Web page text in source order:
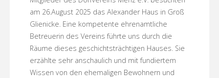
am 26.August 2025 das Alexander Haus in Groß
Glienicke. Eine kompetente ehrenamtliche
Betreuerin des Vereins führte uns durch die
Räume dieses geschichtsträchtigen Hauses. Sie
erzählte sehr anschaulich und mit fundiertem
Wissen von den ehemaligen Bewohnern und